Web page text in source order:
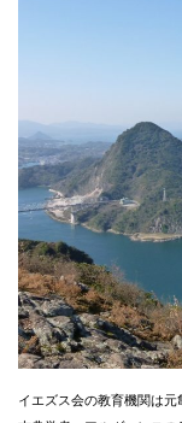
イエズス会の教育機関は